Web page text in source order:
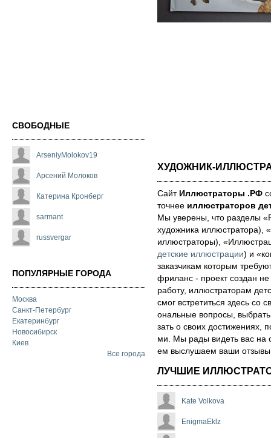
СВОБОДНЫЕ
ArseniyMolokov19
Арсений Молоков
Катерина Кронберг
sarmant
russvergar
ПОПУЛЯРНЫЕ ГОРОДА
Москва
Санкт-Петербург
Екатеринбург
Новосибирск
Киев
Все города
ХУДОЖНИК-
Сайт Иллюстраторы .РФ
точнее иллюстраторов
Мы уве­ре­ны, что раз­де­лы
художника иллюстратора),
иллюстраторы),
детские иллюстрации) и
за­каз­чи­кам которым
фри­ланс - про­ект соз­дан
ра­бо­ту, иллюстраторам
смог встре­тить­ся здесь со
ональ­ные воп­ро­сы,
зать о сво­их
ми. Мы рады ви­деть вас на
ем выс­лу­ша­ем ва­ши от­зы­вы
ЛУЧШИЕ
Kate Volkova
EnigmaEklz